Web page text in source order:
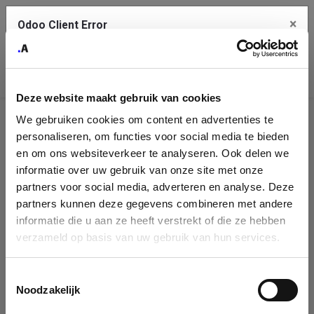
Deze website maakt gebruik van cookies
We gebruiken cookies om content en advertenties te
personaliseren, om functies voor social media te bieden
en om ons websiteverkeer te analyseren. Ook delen we
informatie over uw gebruik van onze site met onze
partners voor social media, adverteren en analyse. Deze
partners kunnen deze gegevens combineren met andere
informatie die u aan ze heeft verstrekt of die ze hebben
verzameld op basis van uw gebruik van hun services.
Noodzakelijk
Company
Identification
Please fill in your company details
You can search a company in our database by name, VAT or
enterprise ID. When a company is selected it will auto-complete the
form. If you don't find your company in our database, you can create
Odoo Client Error ×
service.
See details
Ok